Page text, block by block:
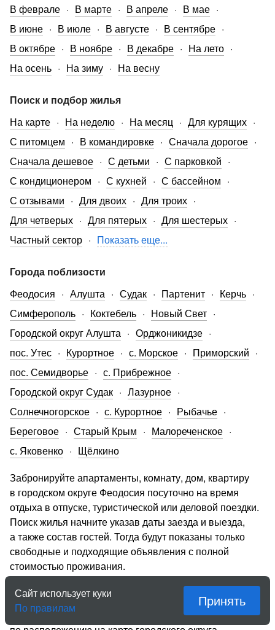
В феврале
В марте В апреле
В мае
В июне
В июле В августе
В сентябре
В октябре
В ноябре В декабре
На лето
На осень
На зиму На весну
Поиск и подбор жилья
На карте
На неделю На месяц
Для курящих
С питомцем
В командировке
Сначала дорогое
Сначала дешевое
С детьми
С парковкой
С кондиционером
С кухней
С бассейном
С отзывами
Для двоих
Для троих
Для четверых
Для пятерых
Для шестерых
Частный сектор
Показать еще...
Города поблизости
Феодосия
Алушта Судак Партенит
Керчь
Симферополь
Коктебель
Новый Свет
Городской округ Алушта
Орджоникидзе
пос. Утес
Курортное с. Морское
Приморский
пос. Семидворье
с. Прибрежное
Городской округ Судак
Лазурное
Солнечногорское
с. Курортное
Рыбачье
Береговое
Старый Крым
Малореченское
с. Яковенко
Щёлкино
Забронируйте апартаменты, комнату, дом, квартиру
в городском округе Феодосия посуточно на время
отдыха в отпуске, туристической или деловой поездки.
Поиск жилья начните указав даты заезда и выезда,
а также состав гостей. Тогда будут показаны только
свободные и подходящие объявления с полной
стоимостью проживания.
Найти подходяще жилье, где можно остановиться, вам
также помогут фильтры по параметрам жилья
и наличию различных удобств. Выбирайте жилье
Сайт использует куки
По правилам
Принять